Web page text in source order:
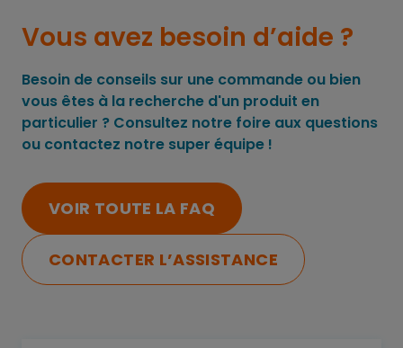
Vous avez besoin d’aide ?
Besoin de conseils sur une commande ou bien
vous êtes à la recherche d'un produit en
particulier ? Consultez notre foire aux questions
ou contactez notre super équipe !
VOIR TOUTE LA FAQ
CONTACTER L’ASSISTANCE